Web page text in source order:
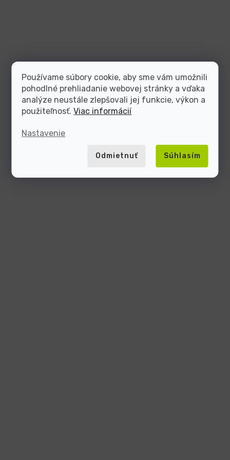
Používame súbory cookie, aby sme vám umožnili
pohodlné prehliadanie webovej stránky a vďaka
analýze neustále zlepšovali jej funkcie, výkon a
použiteľnosť.Viac informácií
Nastavenie
Odmietnuť Súhlasím